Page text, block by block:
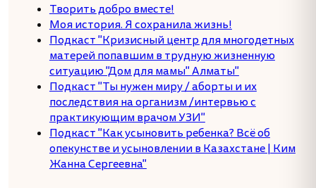
Творить добро вместе!
Моя история. Я сохранила жизнь!
Подкаст "Кризисный центр для многодетных
матерей попавшим в трудную жизненную
ситуацию "Дом для мамы" Алматы"
Подкаст "Ты нужен миру / аборты и их
последствия на организм /интервью с
практикующим врачом УЗИ"
Подкаст "Как усыновить ребенка? Всё об
опекунстве и усыновлении в Казахстане | Ким
Жанна Сергеевна"